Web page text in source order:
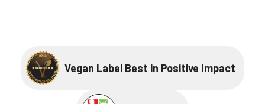
Vegan Label Best in Positive Impact